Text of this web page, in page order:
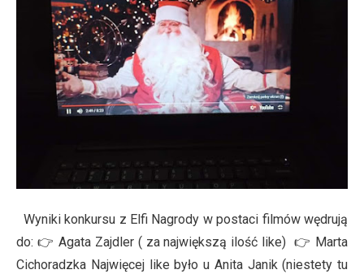
Wyniki konkursu z Elfi Nagrody w postaci filmów wędrują
do: 👉 Agata Zajdler ( za największą ilość like) 👉 Marta
Cichoradzka Najwięcej like było u Anita Janik (niestety tu